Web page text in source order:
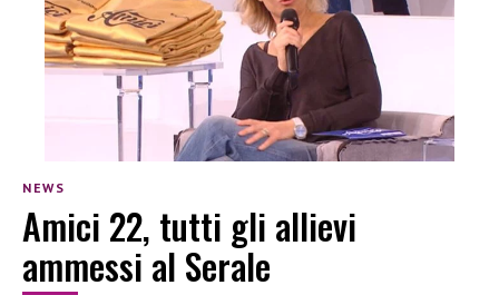
NEWS
Amici 22, tutti gli allievi
ammessi al Serale